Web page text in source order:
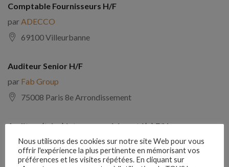
Comptable Fournisseurs H/F
par ADECCO
69100 Villeurbanne
Auditeur Senior H/F
par Fab Group
75008 Paris 8e Arrondissement
Auditeur(trice) interne expérimenté(e) F/H
parComptabilite Emploi
39130 Châtillon
Nous utilisons des cookies sur notre site Web pour vous
offrir l'expérience la plus pertinente en mémorisant vos
préférences et les visites répétées. En cliquant sur